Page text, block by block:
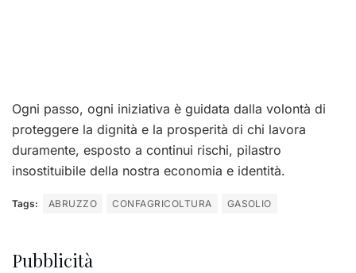
Ogni passo, ogni iniziativa è guidata dalla volontà di
proteggere la dignità e la prosperità di chi lavora
duramente, esposto a continui rischi, pilastro
insostituibile della nostra economia e identità.
Tags: ABRUZZO CONFAGRICOLTURA GASOLIO
Pubblicità